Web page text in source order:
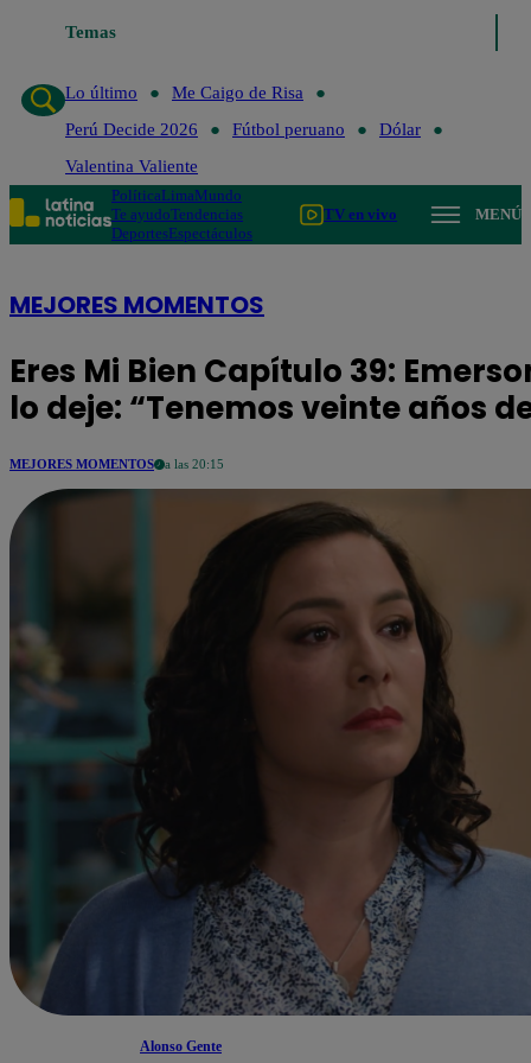
Temas
Lo último
Me Caigo de Risa
Perú Decide 2026
Fútbol peruano
Dólar
Valentina Valiente
PolíticaLimaMundo
Te ayudoTendencias
DeportesEspectáculos
TV en vivo MENÚ
MEJORES MOMENTOS
Eres Mi Bien Capítulo 39:
lo deje: “Tenemos veinte años
MEJORES MOMENTOS a las 20:15
Alonso Gente